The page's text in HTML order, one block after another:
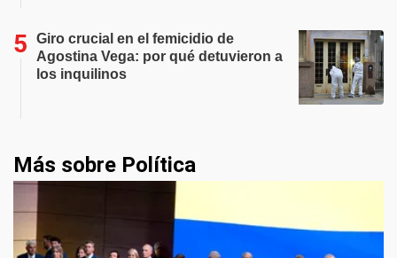
Giro crucial en el femicidio de
Agostina Vega: por qué detuvieron a
los inquilinos
Más sobre Política